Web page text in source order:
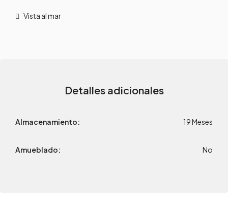
Vista al mar
Detalles adicionales
Almacenamiento: 19 Meses
Amueblado: No